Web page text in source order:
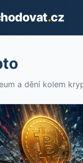
.cz
a dění kolem